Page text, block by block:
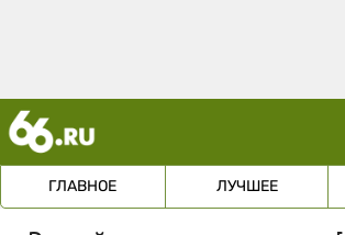
ГЛАВНОЕ ЛУЧШЕЕ